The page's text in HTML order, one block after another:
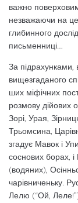
важно
незва­жаючи на
глибинного
письменниці…
За підрахунками, в
вищезгаданого
ших міфічних
розмову дійових
Зорі, Урая,
Трьомсина,
згадує Мавок і
сос­нових борах,
(водяних),
чарівниченьку.
Лелю (“Ой,